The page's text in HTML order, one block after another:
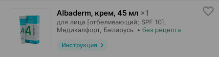
Albaderm, крем, 45 мл ×1
для лица [отбеливающий; SPF 10],
Медикалфорт, Беларусь • без рецепта
Инструкция